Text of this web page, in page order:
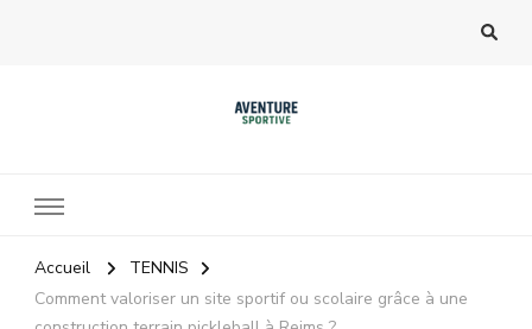
Accueil
TENNIS
Comment valoriser un site sportif ou scolaire grâce à une